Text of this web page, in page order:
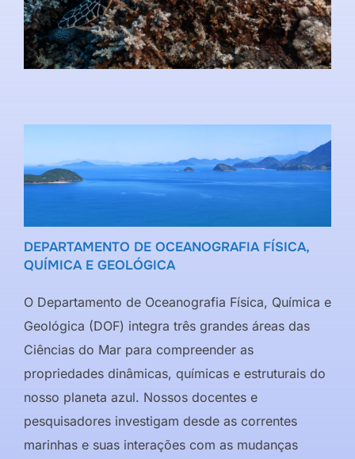
DEPARTAMENTO DE OCEANOGRAFIA FÍSICA,
QUÍMICA E GEOLÓGICA
O Departamento de Oceanografia Física, Química e
Geológica (DOF) integra três grandes áreas das
Ciências do Mar para compreender as
propriedades dinâmicas, químicas e estruturais do
nosso planeta azul. Nossos docentes e
pesquisadores investigam desde as correntes
marinhas e suas interações com as mudanças